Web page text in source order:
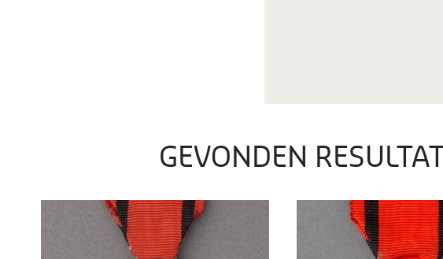
GEVONDEN